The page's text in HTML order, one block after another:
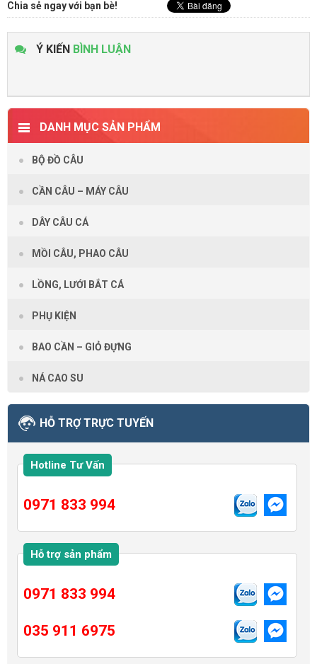
Chia sẻ ngay với bạn bè!
Ý KIẾN BÌNH LUẬN
DANH MỤC SẢN PHẨM
BỘ ĐỒ CÂU
CẦN CÂU – MÁY CÂU
DÂY CÂU CÁ
MỒI CÂU, PHAO CÂU
LỒNG, LƯỚI BẮT CÁ
PHỤ KIỆN
BAO CẦN – GIỎ ĐỰNG
NÁ CAO SU
HỖ TRỢ TRỰC TUYẾN
Hotline Tư Vấn
0971 833 994
Hỗ trợ sản phẩm
0971 833 994
035 911 6975